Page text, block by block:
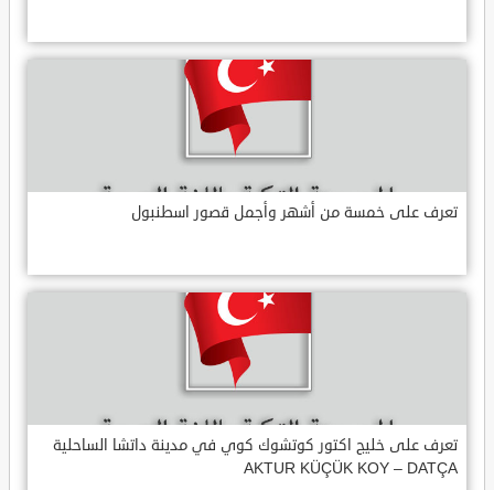
تعرف على خمسة من أشهر وأجمل قصور اسطنبول
تعرف على خليج اكتور كوتشوك كوي في مدينة داتشا الساحلية
AKTUR KÜÇÜK KOY – DATÇA